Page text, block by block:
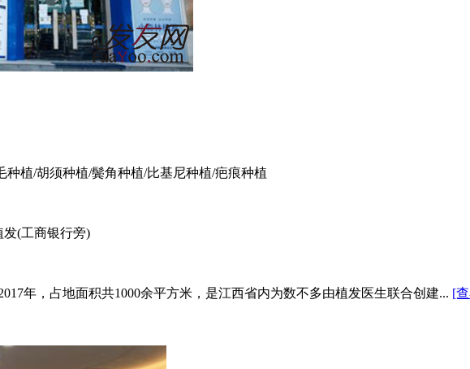
植/胡须种植/鬓角种植/比基尼种植/疤痕种植
(工商银行旁)
年，占地面积共1000余平方米，是江西省内为数不多由植发医生联合创建... [